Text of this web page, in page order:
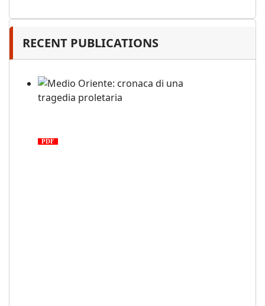
RECENT PUBLICATIONS
PDF